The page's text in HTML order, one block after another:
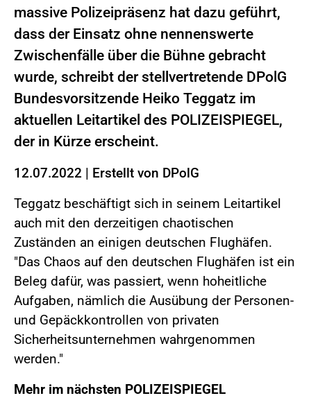
massive Polizeipräsenz hat dazu geführt,
dass der Einsatz ohne nennenswerte
Zwischenfälle über die Bühne gebracht
wurde, schreibt der stellvertretende DPolG
Bundesvorsitzende Heiko Teggatz im
aktuellen Leitartikel des POLIZEISPIEGEL,
der in Kürze erscheint.
12.07.2022 | Erstellt von DPolG
Teggatz beschäftigt sich in seinem Leitartikel
auch mit den derzeitigen chaotischen
Zuständen an einigen deutschen Flughäfen.
"Das Chaos auf den deutschen Flughäfen ist ein
Beleg dafür, was passiert, wenn hoheitliche
Aufgaben, nämlich die Ausübung der Personen-
und Gepäckkontrollen von privaten
Sicherheitsunternehmen wahrgenommen
werden."
Mehr im nächsten POLIZEISPIEGEL